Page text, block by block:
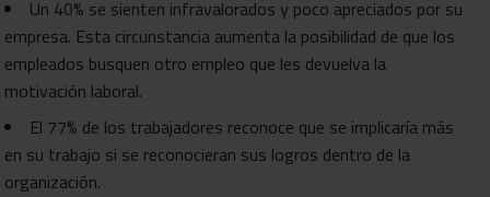
Un 40% se sienten infravalorados y poco apreciados por su
empresa. Esta circunstancia aumenta la posibilidad de que los
empleados busquen otro empleo que les devuelva la
motivación laboral.
El 77% de los trabajadores reconoce que se implicaría más
en su trabajo si se reconocieran sus logros dentro de la
organización.